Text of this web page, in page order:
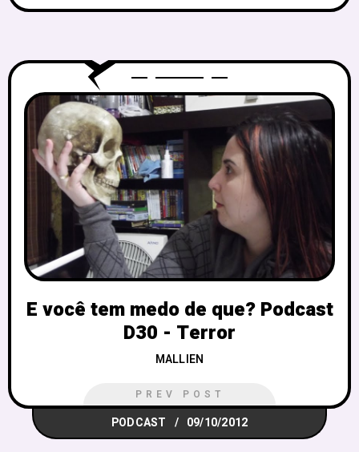
E você tem medo de que? Podcast
D30 - Terror
MALLIEN
PREV POST
PODCAST 09/10/2012